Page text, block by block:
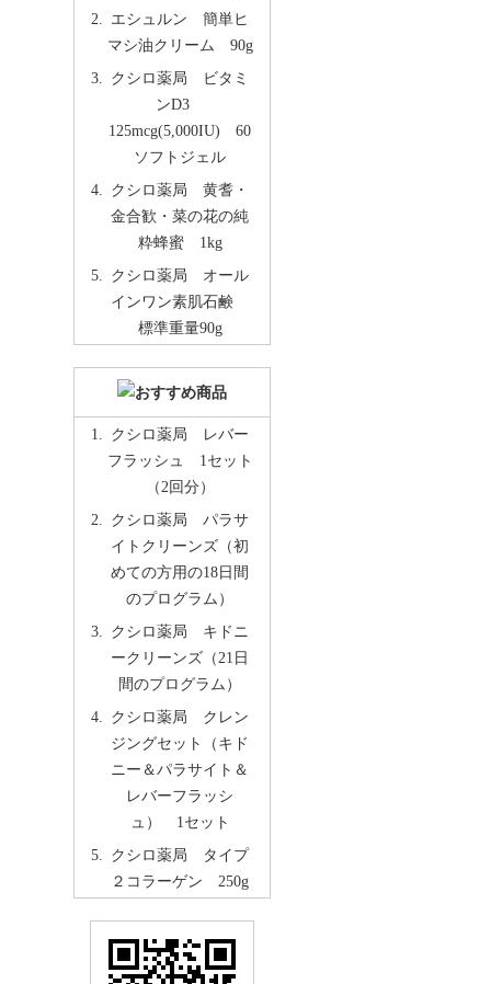
エシュルン 簡単ヒ
マシ油クリーム 90g
クシロ薬局 ビタミ
ンD3
125mcg(5,000IU) 60
ソフトジェル
クシロ薬局 黄耆・
金合歓・菜の花の純
粋蜂蜜 1kg
クシロ薬局 オール
インワン素肌石鹸
標準重量90g
クシロ薬局 レバー
フラッシュ 1セット
（2回分）
クシロ薬局 パラサ
イトクリーンズ（初
めての方用の18日間
のプログラム）
クシロ薬局 キドニ
ークリーンズ（21日
間のプログラム）
クシロ薬局 クレン
ジングセット（キド
ニー＆パラサイト＆
レバーフラッシ
ュ） 1セット
クシロ薬局 タイプ
２コラーゲン 250g